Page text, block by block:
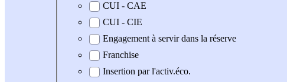
CUI - CAE
CUI - CIE
Engagement à servir dans la réserve
Franchise
Insertion par l'activ.éco.